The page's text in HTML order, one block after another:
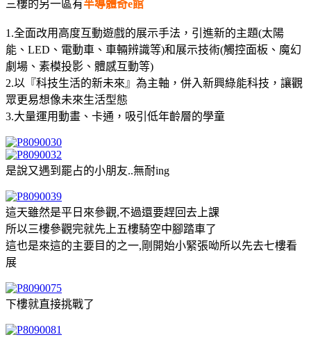
三樓的另一區有半導體奇e館
1.全面改用高度互動遊戲的展示手法，引進新的主題(太陽
能、LED、電動車、車輛辨識等)和展示技術(觸控面板、魔幻
劇場、素模投影、體感互動等)
2.以『科技生活的新未來』為主軸，併入新興綠能科技，讓觀
眾更易想像未來生活型態
3.大量運用動畫、卡通，吸引低年齡層的學童
是說又遇到罷占的小朋友..無耐ing
這天雖然是平日來參觀,不過還要趕回去上課
所以三樓參觀完就先上五樓騎空中腳踏車了
這也是來這的主要目的之一,剛開始小緊張呦所以先去七樓看
展
下樓就直接挑戰了